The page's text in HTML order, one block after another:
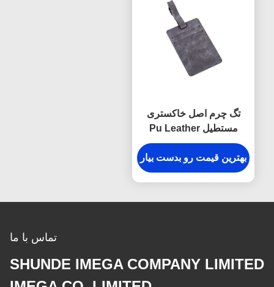
تگ چرم اصل خاکستری
مستطیل Pu Leather
برچسب چمدان سوغاتی
هدیه
بهترین قیمت رو بدست بیار
تماس با ما
SHUNDE IMEGA COMPANY LIMITED